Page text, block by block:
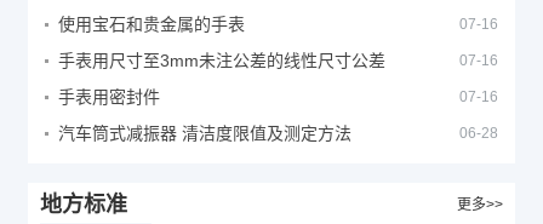
使用宝石和贵金属的手表 07-16
手表用尺寸至3mm未注公差的线性尺寸公差 07-16
手表用密封件 07-16
汽车筒式减振器 清洁度限值及测定方法 06-28
地方标准 更多>>